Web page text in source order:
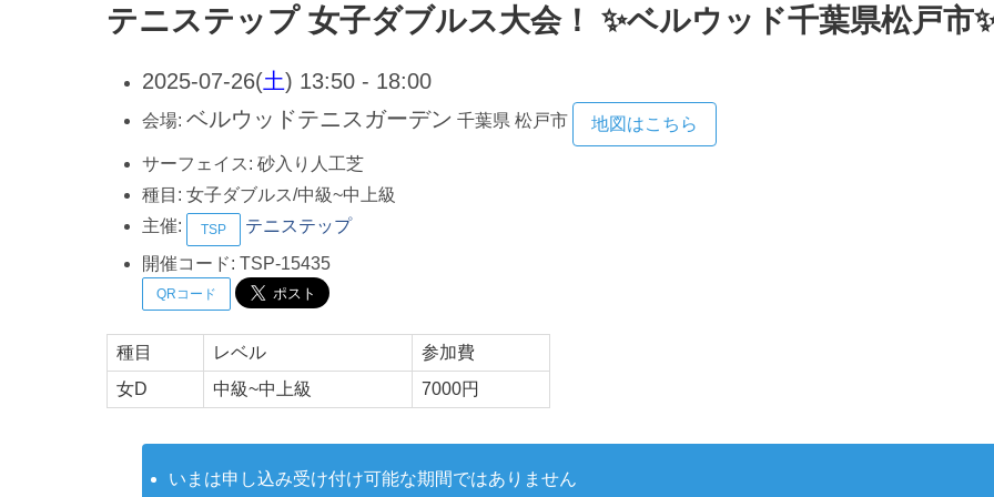
テニステップ 女子ダブルス大会！ ✨ベルウッド千葉県松戸市
2025-07-26(土) 13:50 - 18:00
会場: ベルウッドテニスガーデン 千葉県 松戸市 地図はこちら
サーフェイス: 砂入り人工芝
種目: 女子ダブルス/中級~中上級
主催:
TSP
テニステップ
開催コード: TSP-15435
QRコード
種目 レベル
参加費
女D
中級~中上級 7000円
いまは申し込み受け付け可能な期間ではありません